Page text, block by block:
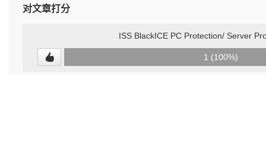
对文章打分
ISS BlackICE PC Protection/ Server
1 (100%)